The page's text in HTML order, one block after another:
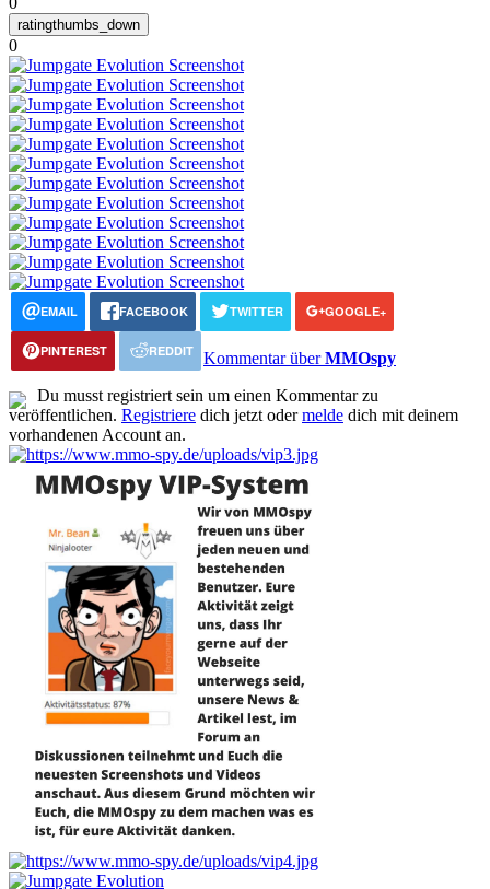
0
EMAIL FACEBOOK TWITTER GOOGLE+
PINTEREST REDDIT Kommentar überMMOspy
Du musst registriert sein um einen Kommentar zu
veröffentlichen. Registriere dich jetzt odermelde dich mit deinem
vorhandenen Account an.